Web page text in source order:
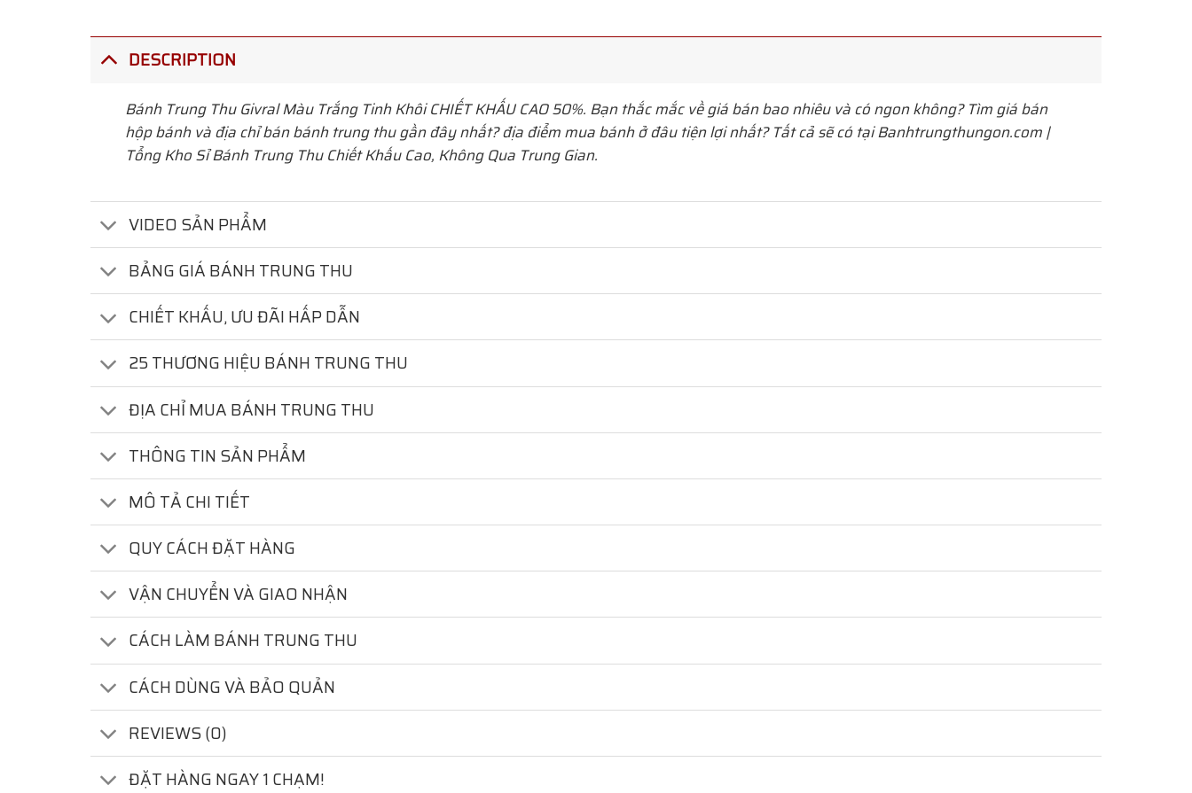
DESCRIPTION
Bánh Trung Thu Givral Màu Trắng Tinh KhôiCHIẾT KHẤU CAO 50%. Bạn thắc mắc về giá bán bao nhiêu và có ngon không? Tìm giá bán
hộp bánh và địa chỉ bán bánh trung thu gần đây nhất? địa điểm mua bánh ở đâu tiện lợi nhất? Tất cả sẽ có tại Banhtrungthungon.com |
Tổng Kho Sỉ Bánh Trung Thu Chiết Khấu Cao, Không Qua Trung Gian.
VIDEO SẢN PHẨM
BẢNG GIÁ BÁNH TRUNG THU
CHIẾT KHẤU, ƯU ĐÃI HẤP DẪN
25 THƯƠNG HIỆU BÁNH TRUNG THU
ĐỊA CHỈ MUA BÁNH TRUNG THU
THÔNG TIN SẢN PHẨM
MÔ TẢ CHI TIẾT
QUY CÁCH ĐẶT HÀNG
VẬN CHUYỂN VÀ GIAO NHẬN
CÁCH LÀM BÁNH TRUNG THU
CÁCH DÙNG VÀ BẢO QUẢN
REVIEWS (0)
ĐẶT HÀNG NGAY 1 CHẠM!